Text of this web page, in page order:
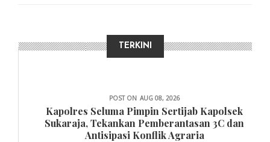
TERKINI
POST ON AUG 08, 2026
Kapolres Seluma Pimpin Sertijab Kapolsek
Sukaraja, Tekankan Pemberantasan 3C dan
Antisipasi Konflik Agraria